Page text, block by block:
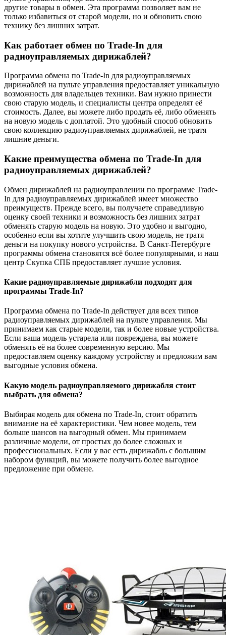
другие товары в обмен. Эта программа позволяет вам не
только избавиться от старой модели, но и обновить свою
технику без лишних затрат.
Как работает обмен по Trade-In для
радиоуправляемых дирижаблей?
Программа обмена по Trade-In для радиоуправляемых
дирижаблей на пульте управления предоставляет уникальную
возможность для владельцев техники. Вам нужно принести
свою старую модель, и специалисты центра определят её
стоимость. Далее, вы можете либо продать её, либо обменять
на новую модель с доплатой. Это удобный способ обновить
свою коллекцию радиоуправляемых дирижаблей, не тратя
лишние деньги.
Какие преимущества обмена по Trade-In для
радиоуправляемых дирижаблей?
Обмен дирижаблей на радиоуправлении по программе Trade-
In для радиоуправляемых дирижаблей имеет множество
преимуществ. Прежде всего, вы получаете справедливую
оценку своей техники и возможность без лишних затрат
обменять старую модель на новую. Это удобно и выгодно,
особенно если вы хотите улучшить свою модель, не тратя
деньги на покупку нового устройства. В Санкт-Петербурге
программы обмена становятся всё более популярными, и наш
центр Скупка СПБ предоставляет лучшие условия.
Какие радиоуправляемые дирижабли подходят для
программы Trade-In?
Программа обмена по Trade-In действует для всех типов
радиоуправляемых дирижаблей на пульте управления. Мы
принимаем как старые модели, так и более новые устройства.
Если ваша модель устарела или повреждена, вы можете
обменять её на более современную версию. Мы
предоставляем оценку каждому устройству и предложим вам
выгодные условия обмена.
Какую модель радиоуправляемого дирижабля стоит
выбрать для обмена?
Выбирая модель для обмена по Trade-In, стоит обратить
внимание на её характеристики. Чем новее модель, тем
больше шансов на выгодный обмен. Мы принимаем
различные модели, от простых до более сложных и
профессиональных. Если у вас есть дирижабль с большим
набором функций, вы можете получить более выгодное
предложение при обмене.